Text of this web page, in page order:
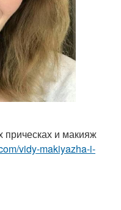
прическах и макияж
vidy-makiyazha-i-